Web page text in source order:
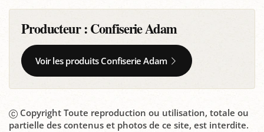
Producteur :Confiserie Adam
Voir les produits Confiserie Adam
Copyright Toute reproduction ou utilisation, totale ou
partielle des contenus et photos de ce site, est interdite.